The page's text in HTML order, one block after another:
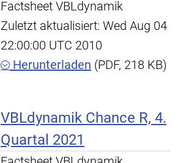
Factsheet VBLdynamik
Zuletzt aktualisiert: Wed Aug 04
22:00:00 UTC 2010
Herunterladen (PDF, 218 KB)
VBLdynamik Chance R, 4.
Quartal 2021